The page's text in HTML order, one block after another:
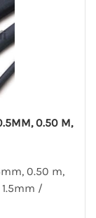
0.50 M,
0.50 m,
/